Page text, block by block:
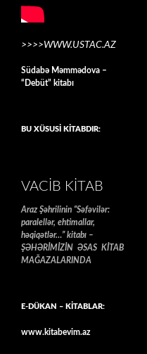
>>>>WWW.USTAC.AZ
Südabə Məmmədova –
“Debüt” kitabı
BU XÜSUSİ KİTABDIR:
VACIB KITAB
Araz Şəhrilinin “Səfəvilər:
paralellər, ehtimallar,
həqiqətlər…” kitabı –
ŞƏHƏRİMİZİN ƏSAS KİTAB
MAĞAZALARINDA
E-DÜKAN – KİTABLAR:
www.kitabevim.az